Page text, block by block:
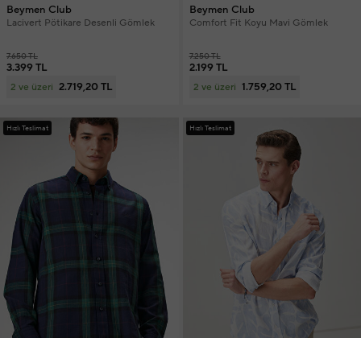
Beymen Club
Lacivert Pötikare Desenli Gömlek
7.650 TL
3.399 TL
2 ve üzeri 2.719,20 TL
Beymen Club
Comfort Fit Koyu Mavi Gömlek
7.250 TL
2.199 TL
2 ve üzeri 1.759,20 TL
Hızlı Teslimat Hızlı Teslimat